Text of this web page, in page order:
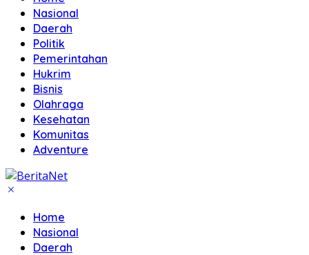
Nasional
Daerah
Politik
Pemerintahan
Hukrim
Bisnis
Olahraga
Kesehatan
Komunitas
Adventure
Home
Nasional
Daerah